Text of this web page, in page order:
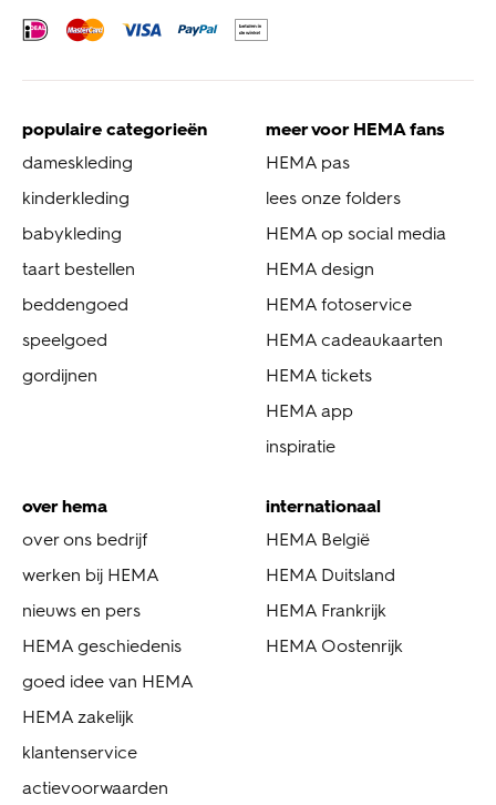
populaire categorieën
dameskleding
kinderkleding
babykleding
taart bestellen
beddengoed
speelgoed
gordijnen
meer voor HEMA fans
HEMA pas
lees onze folders
HEMA op social media
HEMA design
HEMA fotoservice
HEMA cadeaukaarten
HEMA tickets
HEMA app
inspiratie
over hema
over ons bedrijf
werken bij HEMA
nieuws en pers
HEMA geschiedenis
goed idee van HEMA
HEMA zakelijk
klantenservice
actievoorwaarden
internationaal
HEMA België
HEMA Duitsland
HEMA Frankrijk
HEMA Oostenrijk